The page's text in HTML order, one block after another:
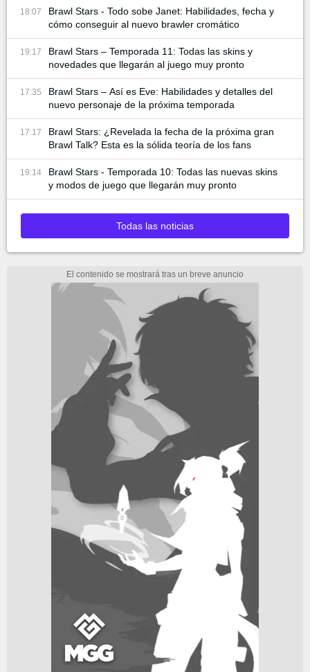
18:07
Brawl Stars - Todo sobe Janet: Habilidades, fecha y
cómo conseguir al nuevo brawler cromático
19:17
Brawl Stars – Temporada 11: Todas las skins y
novedades que llegarán al juego muy pronto
17:35
Brawl Stars – Así es Eve: Habilidades y detalles del
nuevo personaje de la próxima temporada
17:17
Brawl Stars: ¿Revelada la fecha de la próxima gran
Brawl Talk? Esta es la sólida teoría de los fans
19:14
Brawl Stars - Temporada 10: Todas las nuevas skins
y modos de juego que llegarán muy pronto
Todas las noticias